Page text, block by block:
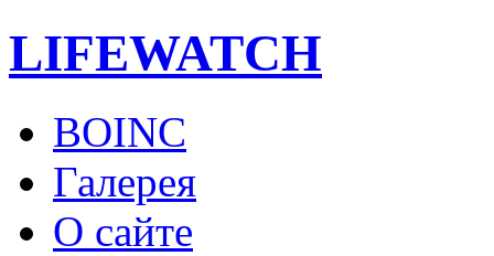
LIFEWATCH
BOINC
Галерея
О сайте